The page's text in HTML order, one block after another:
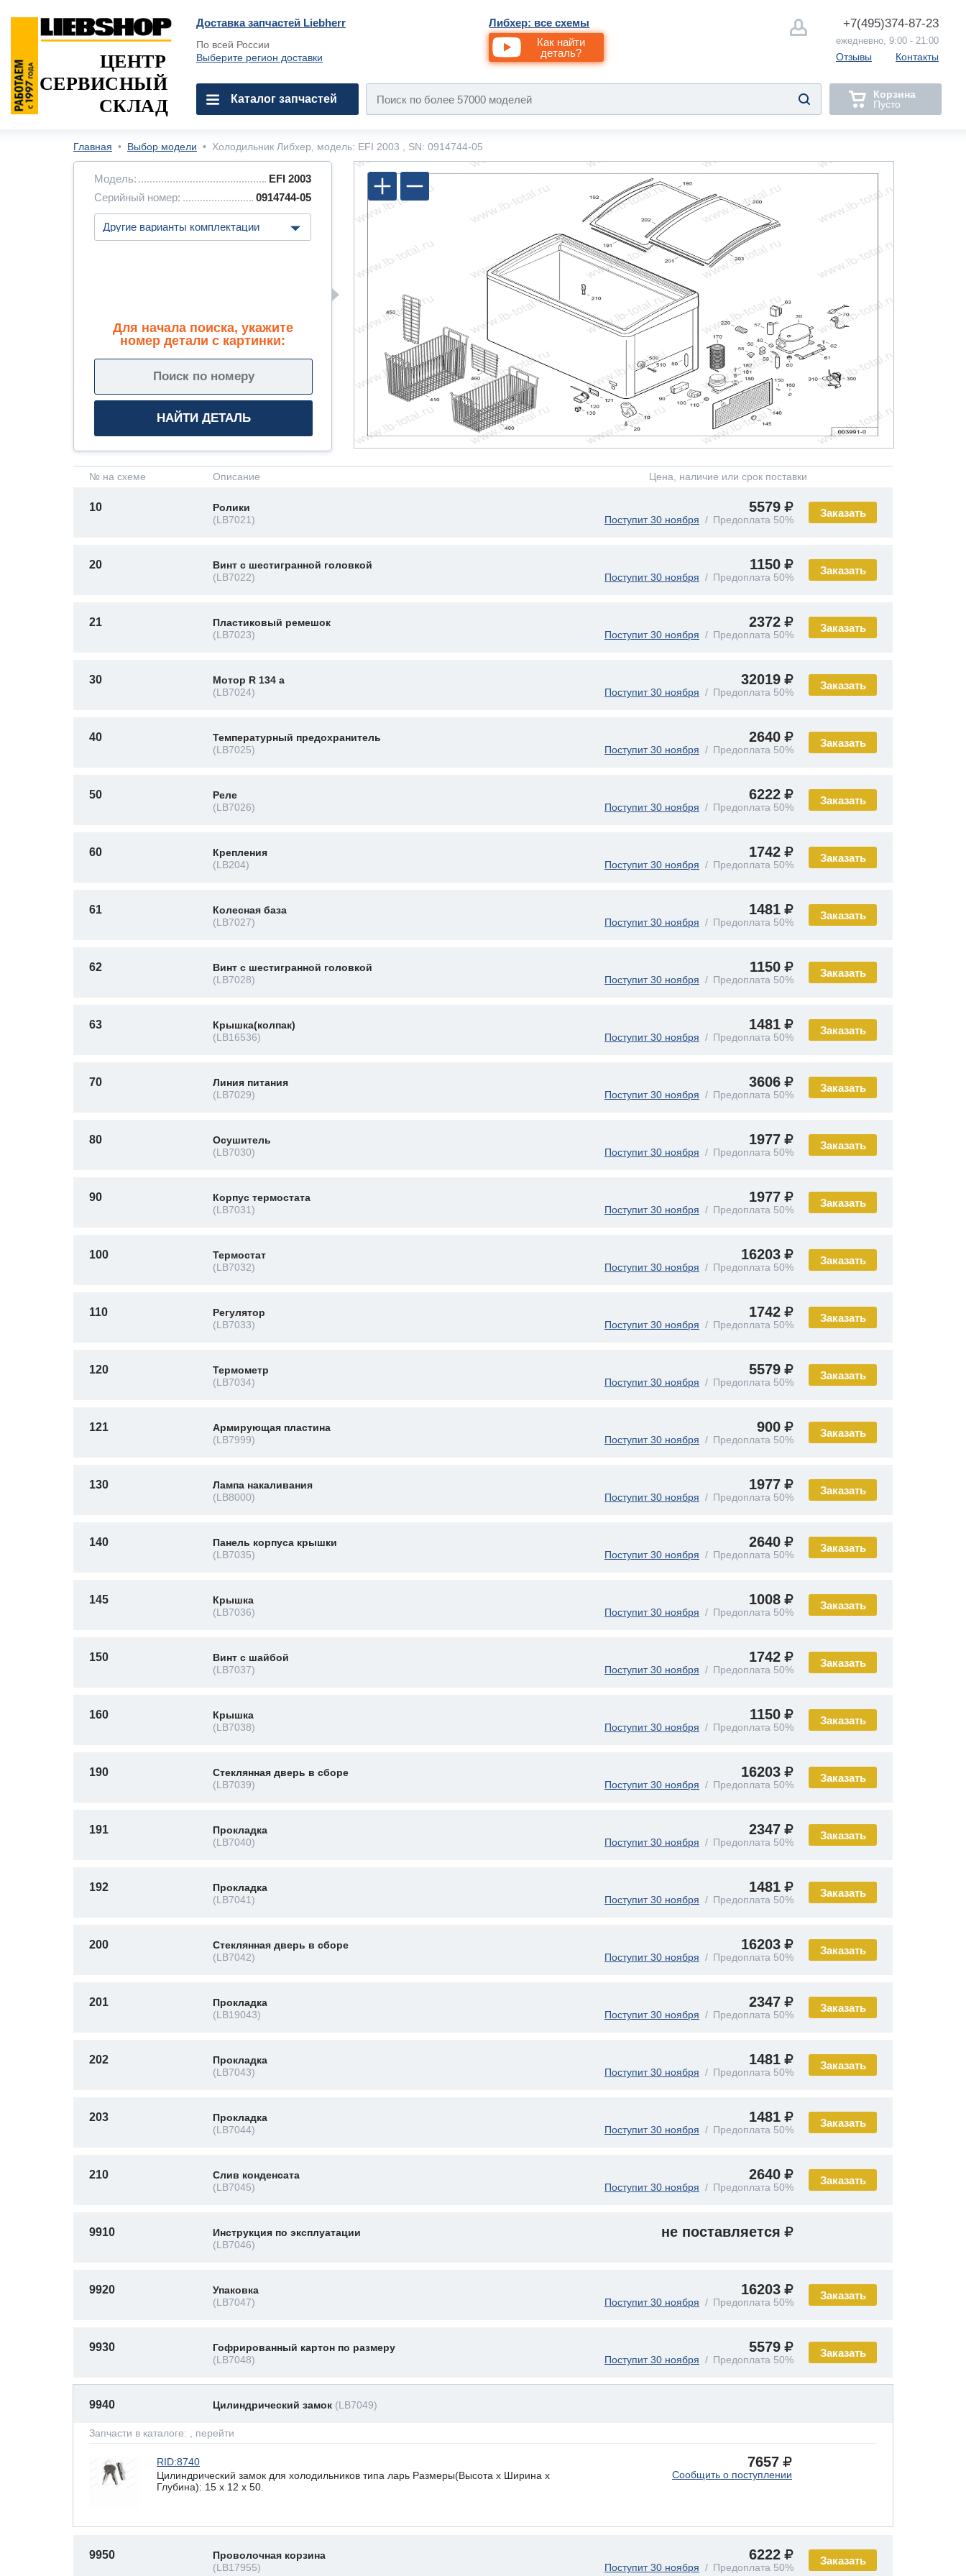
Доставка запчастей Liebherr
По всей России
Выберите регион доставки
Либхер: все схемы
Как найти
деталь?
+7(495)374-87-23
ежедневно, 9:00 - 21:00
Отзывы Контакты
ЦЕНТР
СЕРВИСНЫЙ
СКЛАД
Каталог запчастей
Корзина
Пусто
Главная • Выбор модели • Холодильник Либхер, модель: EFI 2003 , SN: 0914744-05
Модель:
EFI 2003
Серийный номер:
0914744-05
Для начала поиска, укажите
номер детали с картинки:
№ на схеме Описание Цена, наличие или срок поставки
Заказать
10
Ролики
(LB7021)
5579
Поступит 30 ноября Предоплата 50%
Заказать
20
Винт с шестигранной головкой
(LB7022)
1150
Поступит 30 ноября Предоплата 50%
Заказать
21
Пластиковый ремешок
(LB7023)
2372
Поступит 30 ноября Предоплата 50%
Заказать
30
Мотор R 134 a
(LB7024)
32019
Поступит 30 ноября Предоплата 50%
Заказать
40
Температурный предохранитель
(LB7025)
2640
Поступит 30 ноября Предоплата 50%
Заказать
50
Реле
(LB7026)
6222
Поступит 30 ноября Предоплата 50%
Заказать
60
Крепления
(LB204)
1742
Поступит 30 ноября Предоплата 50%
Заказать
61
Колесная база
(LB7027)
1481
Поступит 30 ноября Предоплата 50%
Заказать
62
Винт с шестигранной головкой
(LB7028)
1150
Поступит 30 ноября Предоплата 50%
Заказать
63
Крышка(колпак)
(LB16536)
1481
Поступит 30 ноября Предоплата 50%
Заказать
70
Линия питания
(LB7029)
3606
Поступит 30 ноября Предоплата 50%
Заказать
80
Осушитель
(LB7030)
1977
Поступит 30 ноября Предоплата 50%
Заказать
90
Корпус термостата
(LB7031)
1977
Поступит 30 ноября Предоплата 50%
Заказать
100
Термостат
(LB7032)
16203
Поступит 30 ноября Предоплата 50%
Заказать
110
Регулятор
(LB7033)
1742
Поступит 30 ноября Предоплата 50%
Заказать
120
Термометр
(LB7034)
5579
Поступит 30 ноября Предоплата 50%
Заказать
121
Армирующая пластина
(LB7999)
900
Поступит 30 ноября Предоплата 50%
Заказать
130
Лампа накаливания
(LB8000)
1977
Поступит 30 ноября Предоплата 50%
Заказать
140
Панель корпуса крышки
(LB7035)
2640
Поступит 30 ноября Предоплата 50%
Заказать
145
Крышка
(LB7036)
1008
Поступит 30 ноября Предоплата 50%
Заказать
150
Винт с шайбой
(LB7037)
1742
Поступит 30 ноября Предоплата 50%
Заказать
160
Крышка
(LB7038)
1150
Поступит 30 ноября Предоплата 50%
Заказать
190
Стеклянная дверь в сборе
(LB7039)
16203
Поступит 30 ноября Предоплата 50%
Заказать
191
Прокладка
(LB7040)
2347
Поступит 30 ноября Предоплата 50%
Заказать
192
Прокладка
(LB7041)
1481
Поступит 30 ноября Предоплата 50%
Заказать
200
Стеклянная дверь в сборе
(LB7042)
16203
Поступит 30 ноября Предоплата 50%
Заказать
201
Прокладка
(LB19043)
2347
Поступит 30 ноября Предоплата 50%
Заказать
202
Прокладка
(LB7043)
1481
Поступит 30 ноября Предоплата 50%
Заказать
203
Прокладка
(LB7044)
1481
Поступит 30 ноября Предоплата 50%
Заказать
210
Слив конденсата
(LB7045)
2640
Поступит 30 ноября Предоплата 50%
9910
Инструкция по эксплуатации
(LB7046)
не поставляется
Заказать
9920
Упаковка
(LB7047)
16203
Поступит 30 ноября Предоплата 50%
Заказать
9930
Гофрированный картон по размеру
(LB7048)
5579
Поступит 30 ноября Предоплата 50%
9940 Цилиндрический замок (LB7049)
Запчасти в каталоге: , перейти
RID:8740
Цилиндрический замок для холодильников типа ларь Размеры(Высота х Ширина х
Глубина): 15 x 12 х 50.
7657
Сообщить о поступлении
Заказать
9950
Проволочная корзина
(LB17955)
6222
Поступит 30 ноября Предоплата 50%